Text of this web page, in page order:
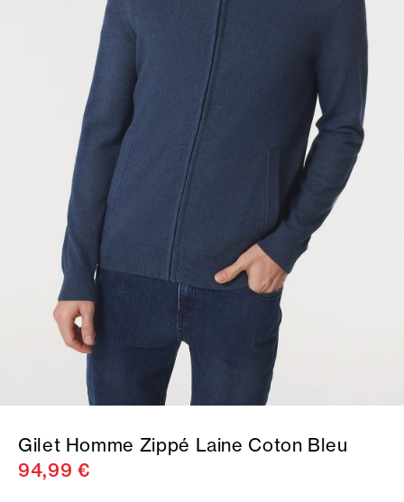
Gilet Homme Zippé Laine Coton Bleu
94,99 €